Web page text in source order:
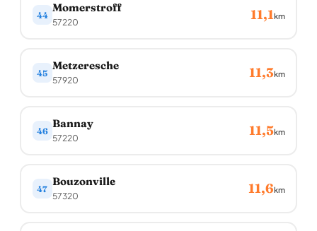
44
Momerstroff
57220 11,1km
45
Metzeresche
57920 11,3km
46
Bannay
57220 11,5km
47
Bouzonville
57320 11,6km